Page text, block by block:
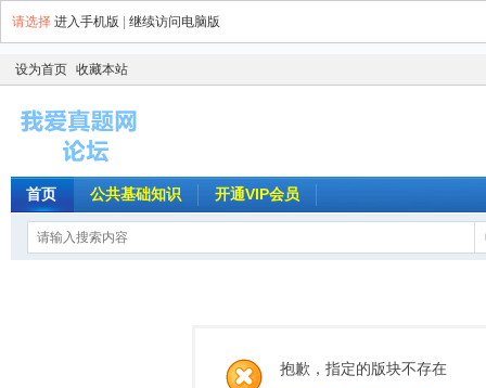
请选择 进入手机版 继续访问电脑版
设为首页 收藏本站
首页 公共基础知识 开通VIP会员
抱歉，指定的版块不存在